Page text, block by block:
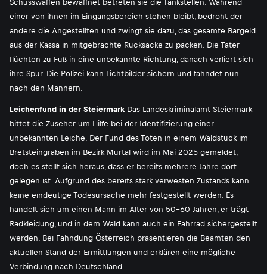
Schusswaffen bewaffnet betreten sie die Tankstellen. Während
einer von ihnen im Eingangsbereich stehen bleibt, bedroht der
andere die Angestellten und zwingt sie dazu, das gesamte Bargeld
aus der Kassa in mitgebrachte Rucksäcke zu packen. Die Täter
flüchten zu Fuß in eine unbekannte Richtung, danach verliert sich
ihre Spur. Die Polizei kann Lichtbilder sichern und fahndet nun
nach den Männern.
Leichenfund in der Steiermark Das Landeskriminalamt Steiermark
bittet die Zuseher um Hilfe bei der Identifizierung einer
unbekannten Leiche. Der Fund des Toten in einem Waldstück im
Bretsteingraben im Bezirk Murtal wird im Mai 2025 gemeldet,
doch es stellt sich heraus, dass er bereits mehrere Jahre dort
gelegen ist. Aufgrund des bereits stark verwesten Zustands kann
keine eindeutige Todesursache mehr festgestellt werden. Es
handelt sich um einen Mann im Alter von 50-60 Jahren, er trägt
Radkleidung, und in dem Wald kann auch ein Fahrrad sichergestellt
werden. Bei Fahndung Österreich präsentieren die Beamten den
aktuellen Stand der Ermittlungen und erklären eine mögliche
Verbindung nach Deutschland.